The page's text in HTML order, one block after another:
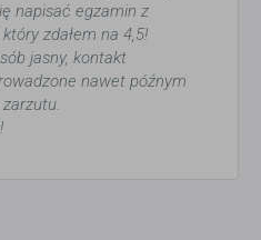
napisać egzamin z
zdałem na 4,5!
jasny, kontakt
nawet późnym